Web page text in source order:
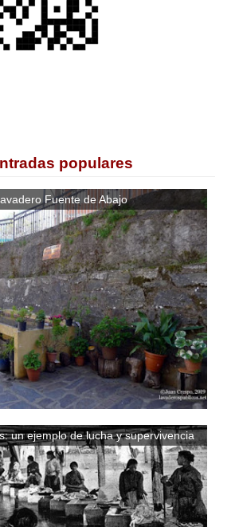
populares
Fuente de Abajo
un ejemplo de lucha y supervivencia